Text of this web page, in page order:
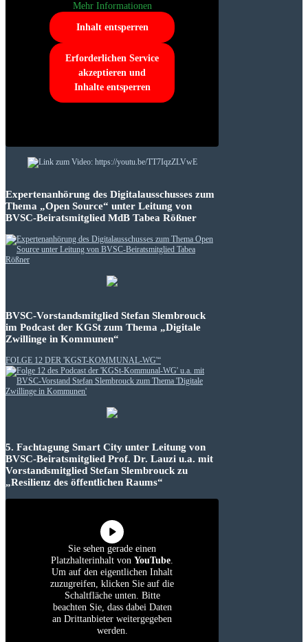
Mehr Informationen
Inhalt entsperren
Erforderlichen Service
akzeptieren und
Inhalte entsperren
Expertenanhörung des Digitalausschusses zum
Thema „Open Source“ unter Leitung von
BVSC-Beiratsmitglied MdB Tabea Rößner
BVSC-Vorstandsmitglied Stefan Slembrouck
im Podcast der KGSt zum Thema „Digitale
Zwillinge in Kommunen“
FOLGE 12 DER 'KGST-KOMMUNAL-WG'“
5. Fachtagung Smart City unter Leitung von
BVSC-Beiratsmitglied Prof. Dr. Lauzi u.a. mit
Vorstandsmitglied Stefan Slembrouck zu
„Resilienz des öffentlichen Raums“
Sie sehen gerade einen
Platzhalterinhalt von YouTube.
Um auf den eigentlichen Inhalt
zuzugreifen, klicken Sie auf die
Schaltfläche unten. Bitte
beachten Sie, dass dabei Daten
an Drittanbieter weitergegeben
werden.